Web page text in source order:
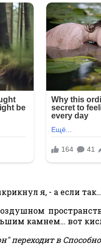
я, - а если так…
камнем… вот
переходит в